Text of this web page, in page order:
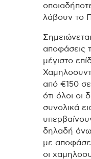
λάβουν το
αποφάσεις
μέγιστο
από €150
ότι όλοι οι
συνολικά
δηλαδή άνω
με
οι